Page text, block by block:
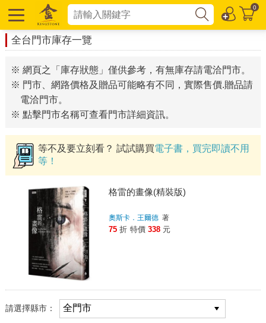
0
全台門市庫存一覽
※ 網頁之「庫存狀態」僅供參考，有無庫存請電洽門市。
※ 門市、網路價格及贈品可能略有不同，實際售價.贈品請
電洽門市。
※ 點擊門市名稱可查看門市詳細資訊。
等不及要立刻看？ 試試購買電子書，買完即讀不用
等！
格雷的畫像(精裝版)
奧斯卡．王爾德 著
75 折 特價 338 元
請選擇縣市：